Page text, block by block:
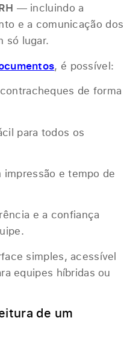
— incluindo a
e a comunicação dos
só lugar.
, é possível:
de forma
para todos os
e tempo de
e a confiança
simples, acessível
equipes híbridas ou
de um